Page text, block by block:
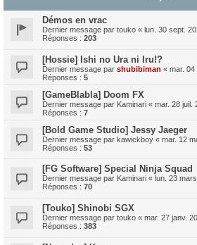
Démos en vrac
Dernier message par touko « lun. 30 sept.
Réponses : 203
[Hossie] Ishi no Ura ni Iru!?
Dernier message par shubibiman « mar. 04
Réponses : 5
[GameBlabla] Doom FX
Dernier message par Kaminari « mar. 28 juil.
Réponses : 7
[Bold Game Studio] Jessy Jaeger
Dernier message par kawickboy « mar. 12
Réponses : 53
[FG Software] Special Ninja Squad
Dernier message par Kaminari « lun. 23
Réponses : 70
[Touko] Shinobi SGX
Dernier message par touko « mar. 27 janv.
Réponses : 383